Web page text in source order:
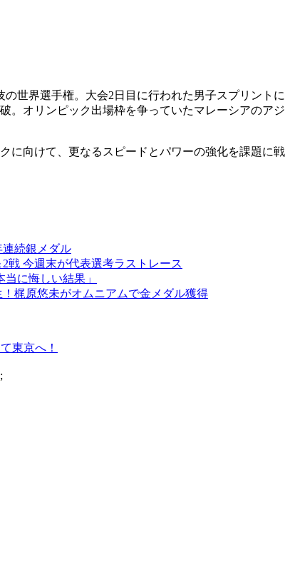
世界選手権。大会2日目に行われた男子スプリント
。オリンピック出場枠を争っていたマレーシアの
に向けて、更なるスピードとパワーの強化を課題に
連続銀メダル
戦 今週末が代表選考ラストレース
に悔しい結果」
梶原悠未がオムニアムで金メダル獲得
東京へ！
;